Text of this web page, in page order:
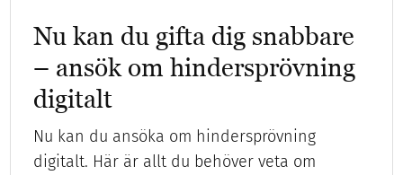
Nu kan du gifta dig snabbare
– ansök om hindersprövning
digitalt
Nu kan du ansöka om hindersprövning
digitalt. Här är allt du behöver veta om